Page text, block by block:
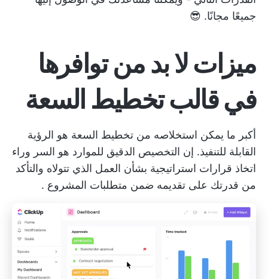
جميعًا مجانًا. 😎
ميزات لا بد من توافرها
في قالب تخطيط السعة
أكبر ما يمكن استخلاصه من تخطيط السعة هو الرؤية
القابلة للتنفيذ. إن التخصيص الدقيق للموارد هو السر وراء
اتخاذ قرارات استراتيجية بشأن العمل الذي تتولاه والتأكد
من قدرتك على تقديمه ضمن متطلبات المشروع .